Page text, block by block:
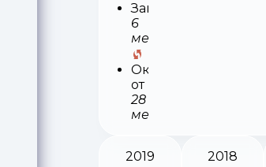
Запуск
6
месяцев
Окупаемость
от
28
месяцев
2019
2018